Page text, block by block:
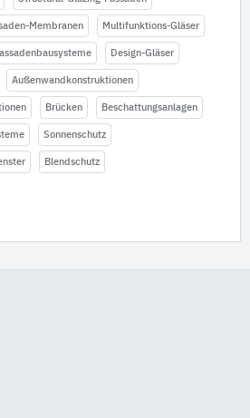
Membranen Multifunktions-Gläser
Design-Gläser
Außenwandkonstruktionen
Brücken Beschattungsanlagen
Sonnenschutz
Blendschutz